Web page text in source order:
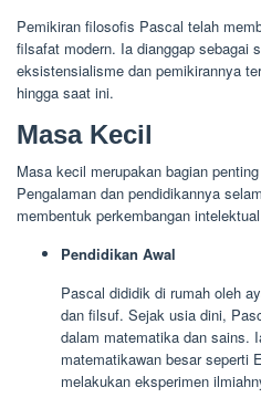
Pemikiran filosofis Pascal telah
filsafat modern. Ia dianggap sebagai
eksistensialisme dan pemikirannya
hingga saat ini.
Masa Kecil
Masa kecil merupakan bagian
Pengalaman dan pendidikannya
membentuk perkembangan
Pendidikan Awal
Pascal dididik di rumah oleh
dan filsuf. Sejak usia dini,
dalam matematika dan sains.
matematikawan besar seperti
melakukan eksperimen